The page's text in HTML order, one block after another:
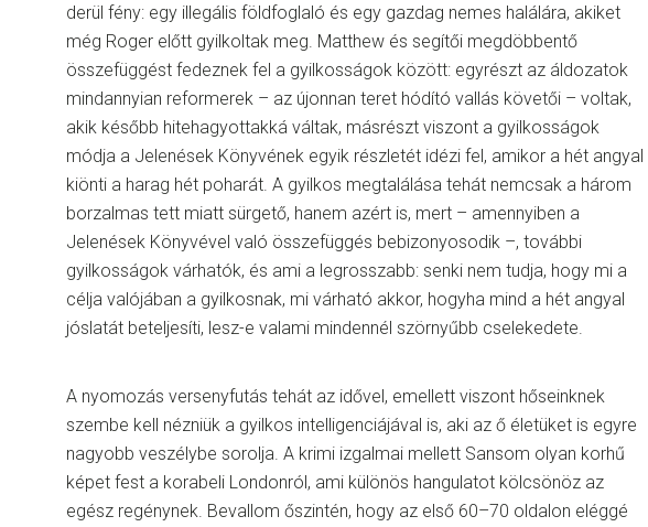
derül fény: egy illegális földfoglaló és egy gazdag nemes halálára, akiket
még Roger előtt gyilkoltak meg. Matthew és segítői megdöbbentő
összefüggést fedeznek fel a gyilkosságok között: egyrészt az áldozatok
mindannyian reformerek – az újonnan teret hódító vallás követői – voltak,
akik később hitehagyottakká váltak, másrészt viszont a gyilkosságok
módja a Jelenések Könyvének egyik részletét idézi fel, amikor a hét angyal
kiönti a harag hét poharát. A gyilkos megtalálása tehát nemcsak a három
borzalmas tett miatt sürgető, hanem azért is, mert – amennyiben a
Jelenések Könyvével való összefüggés bebizonyosodik –, további
gyilkosságok várhatók, és ami a legrosszabb: senki nem tudja, hogy mi a
célja valójában a gyilkosnak, mi várható akkor, hogyha mind a hét angyal
jóslatát beteljesíti, lesz-e valami mindennél szörnyűbb cselekedete.
A nyomozás versenyfutás tehát az idővel, emellett viszont hőseinknek
szembe kell nézniük a gyilkos intelligenciájával is, aki az ő életüket is egyre
nagyobb veszélybe sorolja. A krimi izgalmai mellett Sansom olyan korhű
képet fest a korabeli Londonról, ami különös hangulatot kölcsönöz az
egész regénynek. Bevallom őszintén, hogy az első 60–70 oldalon eléggé